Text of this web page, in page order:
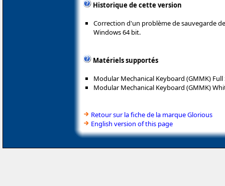
Historique de cette version
Correction d'un problème de sauvegarde
Windows 64 bit.
Matériels supportés
Modular Mechanical Keyboard (GMMK) Full
Modular Mechanical Keyboard (GMMK)
Retour sur la fiche de la marque Glorious
English version of this page